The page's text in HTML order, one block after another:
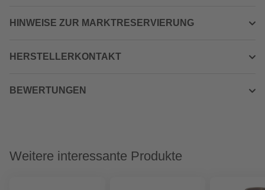
HINWEISE ZUR MARKTRESERVIERUNG
HERSTELLERKONTAKT
BEWERTUNGEN
Weitere interessante Produkte